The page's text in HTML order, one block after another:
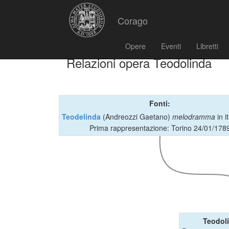
Corago
Opere Eventi Libretti
Relazioni opera Teodolinda
Fonti:
Teodelinda (Andreozzi Gaetano) melodramma in
Prima rappresentazione: Torino 24/01/